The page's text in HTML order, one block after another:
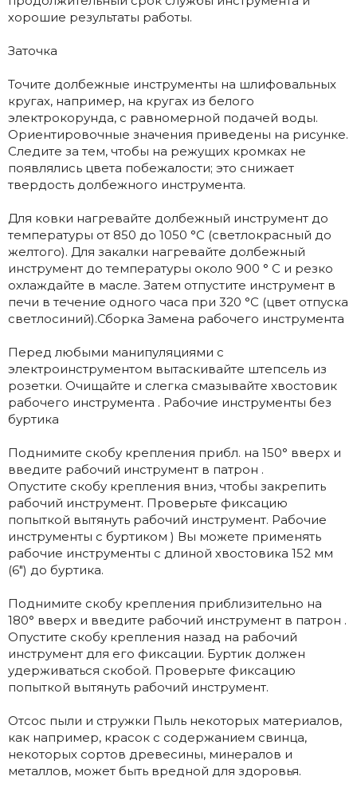
хорошие результаты работы.
Заточка
Точите долбежные инструменты на шлифовальных
кругах, например, на кругах из белого
электрокорунда, с равномерной подачей воды.
Ориентировочные значения приведены на рисунке.
Следите за тем, чтобы на режущих кромках не
появлялись цвета побежалости; это снижает
твердость долбежного инструмента.
Для ковки нагревайте долбежный инструмент до
температуры от 850 до 1050 °C (светлокрасный до
желтого). Для закалки нагревайте долбежный
инструмент до температуры около 900 ° C и резко
охлаждайте в масле. Затем отпустите инструмент в
печи в течение одного часа при 320 °C (цвет отпуска
светлосиний).Сборка Замена рабочего инструмента
Перед любыми манипуляциями с
электроинструментом вытаскивайте штепсель из
розетки. Очищайте и слегка смазывайте хвостовик
рабочего инструмента . Рабочие инструменты без
буртика
Поднимите скобу крепления прибл. на 150° вверх и
введите рабочий инструмент в патрон .
Опустите скобу крепления вниз, чтобы закрепить
рабочий инструмент. Проверьте фиксацию
попыткой вытянуть рабочий инструмент. Рабочие
инструменты с буртиком ) Вы можете применять
рабочие инструменты с длиной хвостовика 152 мм
(6") до буртика.
Поднимите скобу крепления приблизительно на
180° вверх и введите рабочий инструмент в патрон .
Опустите скобу крепления назад на рабочий
инструмент для его фиксации. Буртик должен
удерживаться скобой. Проверьте фиксацию
попыткой вытянуть рабочий инструмент.
Отсос пыли и стружки Пыль некоторых материалов,
как например, красок с содержанием свинца,
некоторых сортов древесины, минералов и
металлов, может быть вредной для здоровья.